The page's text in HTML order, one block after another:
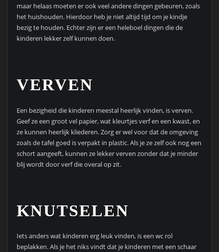
maar helaas moeten er ook veel andere dingen gebeuren, zoals
het huishouden. Hierdoor heb je niet altijd tijd om je kindje
bezig te houden. Echter zijn er een heleboel dingen die de
kinderen lekker zelf kunnen doen.
VERVEN
Een bezigheid die kinderen meestal heerlijk vinden, is verven.
Geef ze een groot vel papier, wat kleurtjes verf en een kwast, en
ze kunnen heerlijk kliederen. Zorg er wel voor dat de omgeving
zoals de tafel goed is verpakt in plastic. Als je ze zelf ook nog een
schort aangeeft, kunnen ze lekker verven zonder dat je minder
blij wordt door verf die overal op zit.
KNUTSELEN
Iets anders wat kinderen erg leuk vinden, is een wc rol
beplakken. Als je het niks vindt dat je kinderen met een schaar